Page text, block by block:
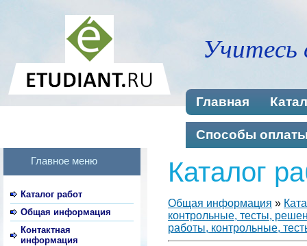
Учитесь
Главная
Способы
Главное меню
Каталог работ
Общая информация
Контактная
информация
Каталог
Общая информация »
контрольные, тесты,
работы, контрольные,